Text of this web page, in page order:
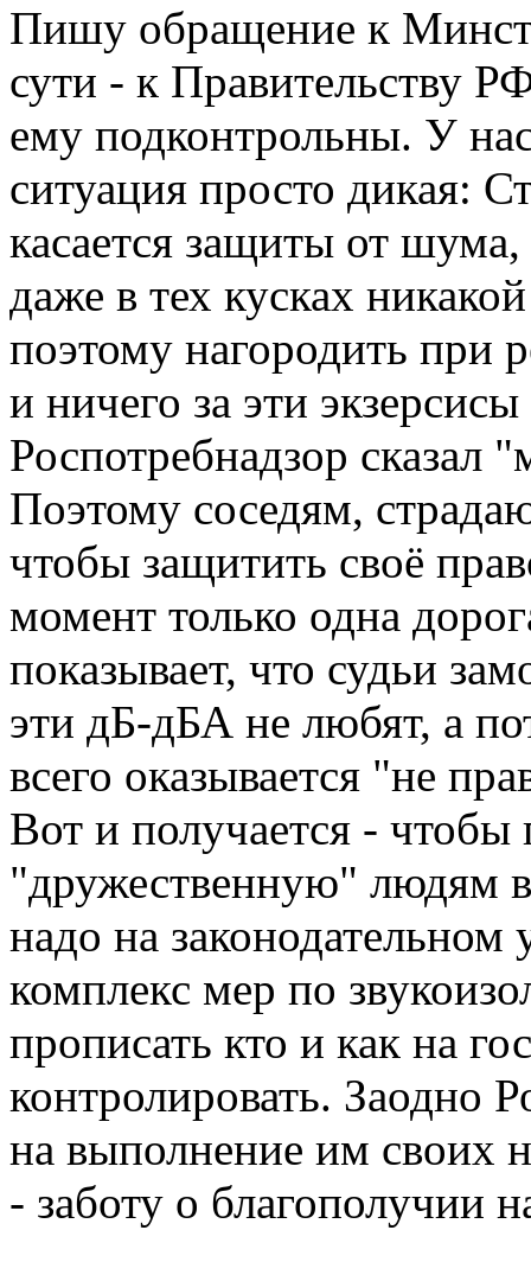
Пишу обращение к
сути - к Правительству
ему подконтрольны. У
ситуация просто дикая:
касается защиты от
даже в тех кусках
поэтому нагородить при
и ничего за эти
Роспотребнадзор
Поэтому соседям,
чтобы защитить своё
момент только одна
показывает, что судьи
эти дБ-дБА не любят, а
всего оказывается "не
Вот и получается - чтобы
"дружественную" людям
надо на законодательном
комплекс мер по
прописать кто и как на
контролировать. Заодно
на выполнение им своих
- заботу о благополучии